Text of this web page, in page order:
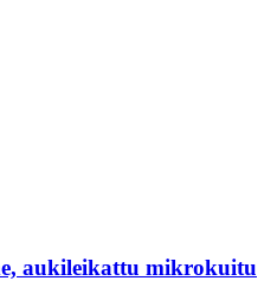
aukileikattu mikrokuitu